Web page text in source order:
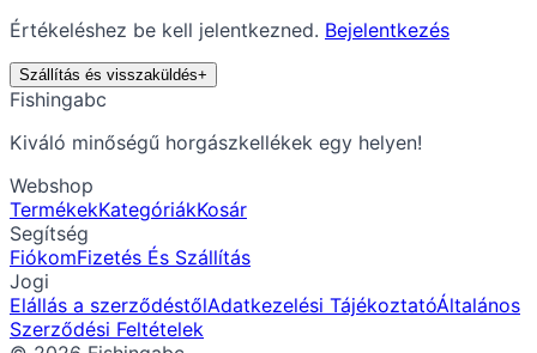
Értékeléshez be kell jelentkezned. Bejelentkezés
Szállítás és visszaküldés+
Fishingabc
Kiváló minőségű horgászkellékek egy helyen!
Webshop
TermékekKategóriákKosár
Segítség
FiókomFizetés És Szállítás
Jogi
Elállás a szerződéstőlAdatkezelési TájékoztatóÁltalános
Szerződési Feltételek